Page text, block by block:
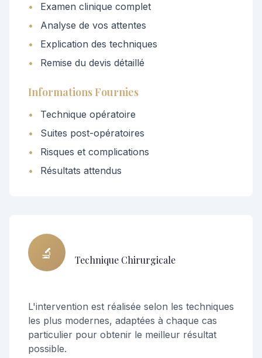
•
Examen clinique complet
•
Analyse de vos attentes
•
Explication des techniques
•
Remise du devis détaillé
Informations Fournies
•
Technique opératoire
•
Suites post-opératoires
•
Risques et complications
•
Résultats attendus
🔬 Technique Chirurgicale
L'intervention est réalisée selon les techniques
les plus modernes, adaptées à chaque cas
particulier pour obtenir le meilleur résultat
possible.